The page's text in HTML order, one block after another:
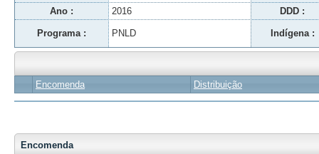
Ano : 2016 DDD :
Programa : PNLD Indígena :
Encomenda Distribuição
Encomenda